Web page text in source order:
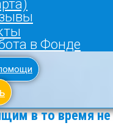
в Фонде
в то время